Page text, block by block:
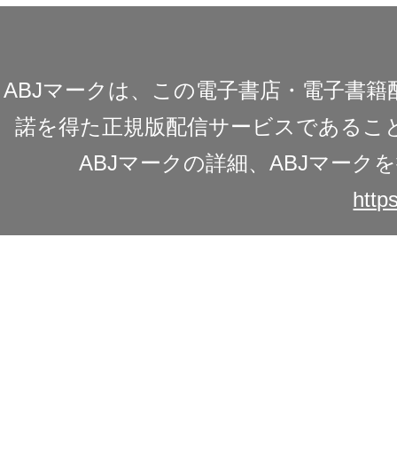
ABJマークは、この電子書店・電子書
諾を得た正規版配信サービスであるこ
ABJマークの詳細、ABJマーク